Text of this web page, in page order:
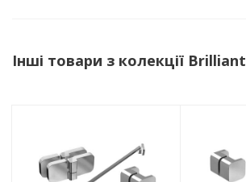
Інші товари з колекції Brilliant